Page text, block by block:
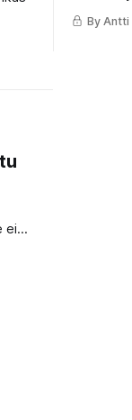
voi
By Antti
ei